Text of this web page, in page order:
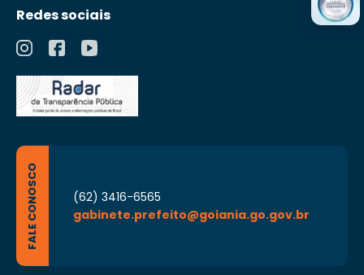
Redes sociais
FALE CONOSCO
(62) 3416-6565
gabinete.prefeito@goiania.go.gov.br